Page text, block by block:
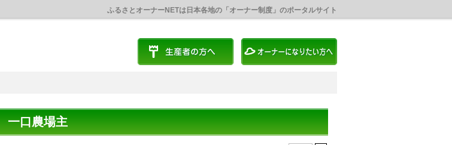
ふるさとオーナーNETは日本各地の「オーナー制度」のポータルサイト
一口農場主